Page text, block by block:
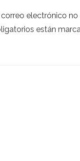
electrónico no
están